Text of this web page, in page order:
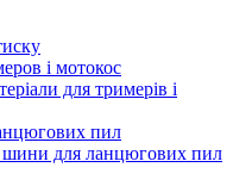
і мотокос
для тримерів і
пил
для ланцюгових пил